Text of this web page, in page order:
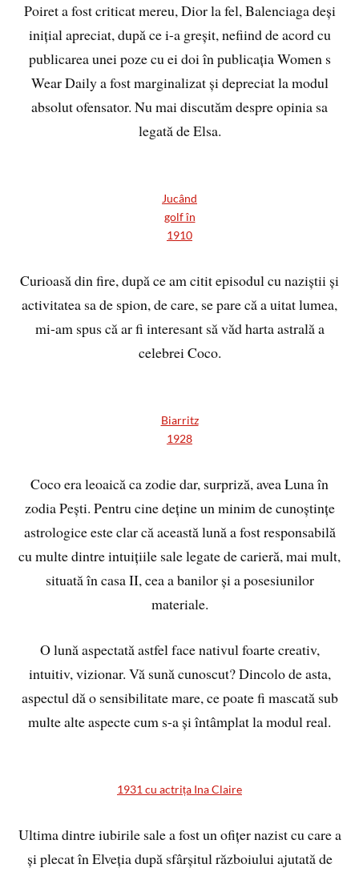
Poiret a fost criticat mereu, Dior la fel, Balenciaga deși
inițial apreciat, după ce i-a greșit, nefiind de acord cu
publicarea unei poze cu ei doi în publicația Women s
Wear Daily a fost marginalizat și depreciat la modul
absolut ofensator. Nu mai discutăm despre opinia sa
legată de Elsa.
Jucând
golf în
1910
Curioasă din fire, după ce am citit episodul cu naziștii și
activitatea sa de spion, de care, se pare că a uitat lumea,
mi-am spus că ar fi interesant să văd harta astrală a
celebrei Coco.
Biarritz
1928
Coco era leoaică ca zodie dar, surpriză, avea Luna în
zodia Pești. Pentru cine deține un minim de cunoștințe
astrologice este clar că această lună a fost responsabilă
cu multe dintre intuițiile sale legate de carieră, mai mult,
situată în casa II, cea a banilor și a posesiunilor
materiale.
O lună aspectată astfel face nativul foarte creativ,
intuitiv, vizionar. Vă sună cunoscut? Dincolo de asta,
aspectul dă o sensibilitate mare, ce poate fi mascată sub
multe alte aspecte cum s-a și întâmplat la modul real.
1931 cu actrița Ina Claire
Ultima dintre iubirile sale a fost un ofițer nazist cu care a
și plecat în Elveția după sfârșitul războiului ajutată de